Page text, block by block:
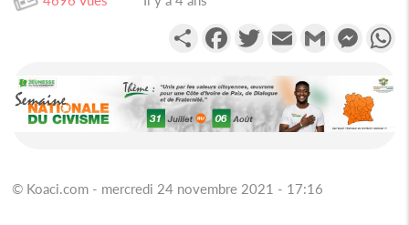
PartagerFacebookTwitterEmail Gmail
© Koaci.com - mercredi 24 novembre 2021 - 17:16